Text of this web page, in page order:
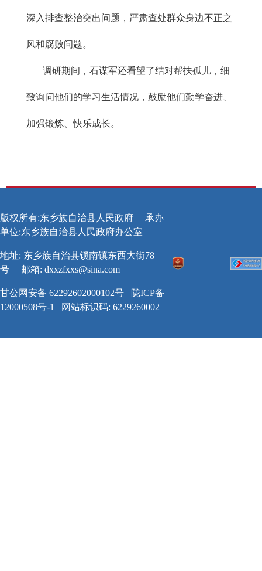
深入排查整治突出问题，严肃查处群众身边不正之
风和腐败问题。
调研期间，石谋军还看望了结对帮扶孤儿，细
致询问他们的学习生活情况，鼓励他们勤学奋进、
加强锻炼、快乐成长。
版权所有:东乡族自治县人民政府
承办
单位:东乡族自治县人民政府办公室
地址: 东乡族自治县锁南镇东西大街78
号
邮箱: dxxzfxxs@sina.com
甘公网安备 62292602000102号
陇ICP备
12000508号-1
网站标识码: 6229260002